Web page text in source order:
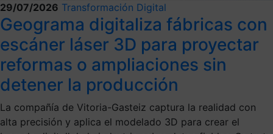
29/07/2026 Transformación Digital
Geograma digitaliza fábricas con
escáner láser 3D para proyectar
reformas o ampliaciones sin
detener la producción
La compañía de Vitoria-Gasteiz captura la realidad con
alta precisión y aplica el modelado 3D para crear el